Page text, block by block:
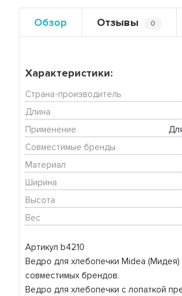
Обзор Отзывы 0
Артикул b4210
Ведро для хлебопечки Midea (Мидея)
совместимых брендов.
Ведро для хлебопечки с лопаткой
Характеристики:
Страна-производитель
Длина
Применение
Совместимые бренды
Материал
Ширина
Высота
Вес